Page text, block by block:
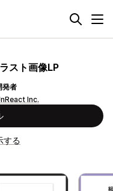
スト画像LP
発者
Inc.
する